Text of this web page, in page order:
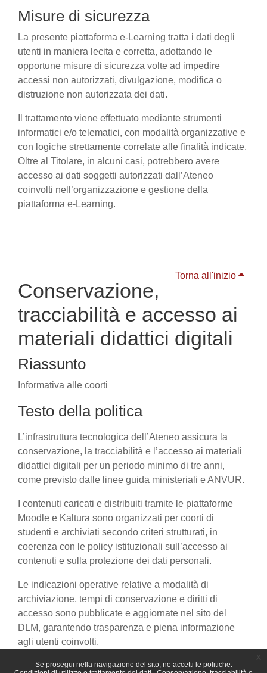
Se prosegui nella navigazione del sito, ne accetti le politiche:
Misure di sicurezza
La presente piattaforma e-Learning tratta i dati degli
utenti in maniera lecita e corretta, adottando le
opportune misure di sicurezza volte ad impedire
accessi non autorizzati, divulgazione, modifica o
distruzione non autorizzata dei dati.
Il trattamento viene effettuato mediante strumenti
informatici e/o telematici, con modalità organizzative e
con logiche strettamente correlate alle finalità indicate.
Oltre al Titolare, in alcuni casi, potrebbero avere
accesso ai dati soggetti autorizzati dall’Ateneo
coinvolti nell’organizzazione e gestione della
piattaforma e-Learning.
Torna all'inizio
Conservazione,
tracciabilità e accesso ai
materiali didattici digitali
Riassunto
Informativa alle coorti
Testo della politica
L’infrastruttura tecnologica dell’Ateneo assicura la
conservazione, la tracciabilità e l’accesso ai materiali
didattici digitali per un periodo minimo di tre anni,
come previsto dalle linee guida ministeriali e ANVUR.
I contenuti caricati e distribuiti tramite le piattaforme
Moodle e Kaltura sono organizzati per coorti di
studenti e archiviati secondo criteri strutturati, in
coerenza con le policy istituzionali sull’accesso ai
contenuti e sulla protezione dei dati personali.
Le indicazioni operative relative a modalità di
archiviazione, tempi di conservazione e diritti di
accesso sono pubblicate e aggiornate nel sito del
DLM, garantendo trasparenza e piena informazione
agli utenti coinvolti.